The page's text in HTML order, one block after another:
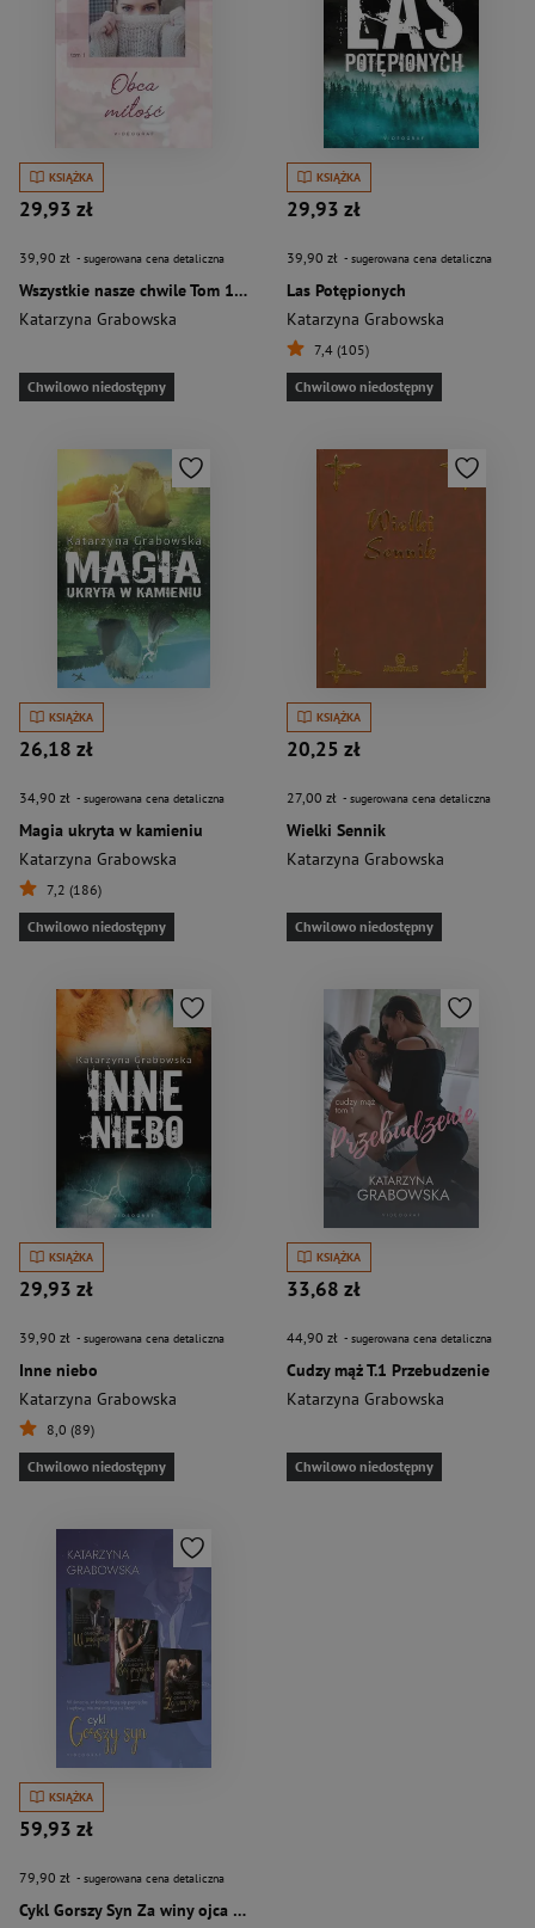
KSIĄŻKA
29,93 zł
39,90 zł - sugerowana cena detaliczna
Wszystkie nasze chwile Tom 1 Obca miłość
Katarzyna Grabowska
Chwilowo niedostępny
KSIĄŻKA
29,93 zł
39,90 zł - sugerowana cena detaliczna
Las Potępionych
Katarzyna Grabowska
7,4 (105)
Chwilowo niedostępny
KSIĄŻKA
26,18 zł
34,90 zł - sugerowana cena detaliczna
Magia ukryta w kamieniu
Katarzyna Grabowska
7,2 (186)
Chwilowo niedostępny
KSIĄŻKA
20,25 zł
27,00 zł - sugerowana cena detaliczna
Wielki Sennik
Katarzyna Grabowska
Chwilowo niedostępny
KSIĄŻKA
29,93 zł
39,90 zł - sugerowana cena detaliczna
Inne niebo
Katarzyna Grabowska
8,0 (89)
Chwilowo niedostępny
KSIĄŻKA
33,68 zł
44,90 zł - sugerowana cena detaliczna
Cudzy mąż T.1 Przebudzenie
Katarzyna Grabowska
Chwilowo niedostępny
KSIĄŻKA
59,93 zł
79,90 zł - sugerowana cena detaliczna
Cykl Gorszy Syn Za winy ojca / Bez przeszłości / W imię zemsty Pakiet